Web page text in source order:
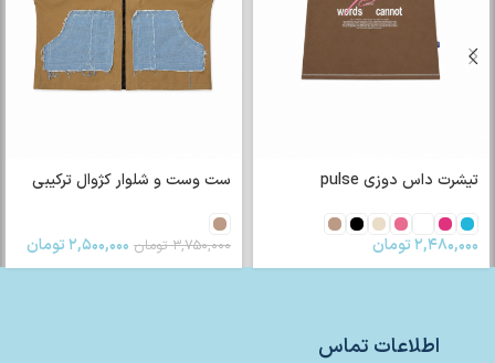
تیشرت داس دوزی pulse
۲,۴۸۰,۰۰۰تومان
ست وست و شلوار کژوال ترکیبی
۳,۷۵۰,۰۰۰ تومان ۲,۵۰۰,۰۰۰تومان
اطلاعات تماس